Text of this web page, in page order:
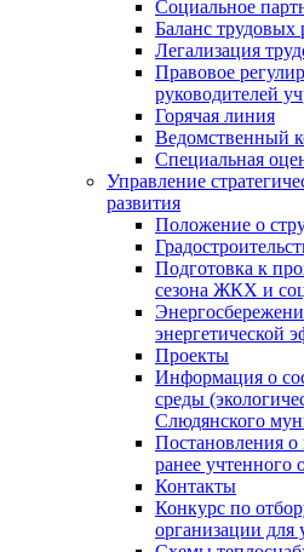
Социальное
Баланс трудовых
Легализация
Правовое
руководителей
Горячая линия
Ведомственный
Специальная
Управление
развития
Положение о
Подготовка к
сезона ЖКХ и
энергетической
Проекты
Информация о
среды
Слюдянского
Постановления о
ранее учтенного
Контакты
Конкурс по
организации